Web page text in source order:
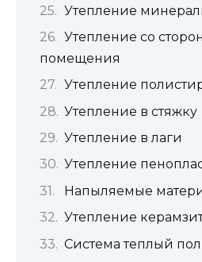
Утепление
Утепление со
помещения
Утепление
Утепление в стяжку
Утепление в лаги
Утепление
Напыляемые
Утепление
Система теплый пол